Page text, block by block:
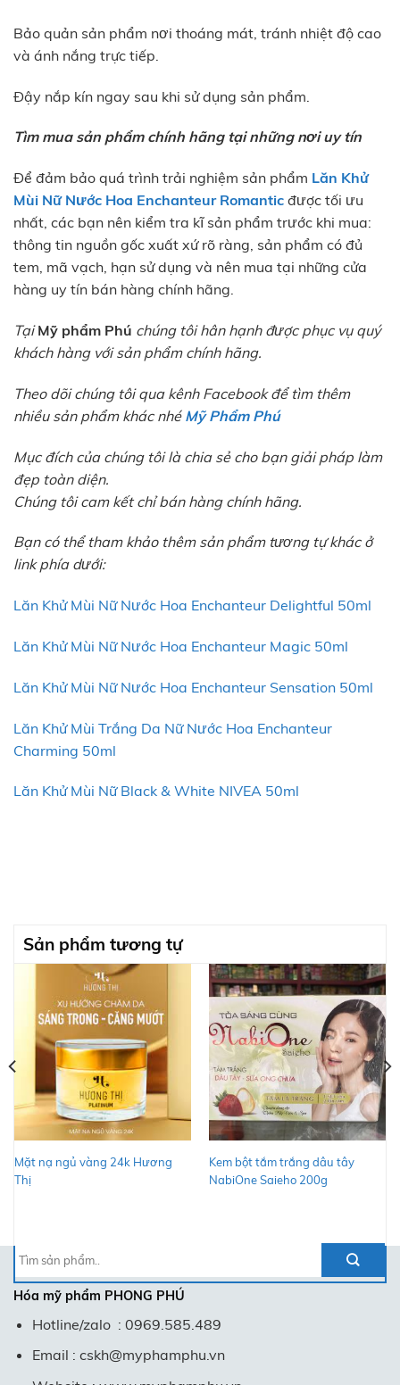
Bảo quản sản phẩm nơi thoáng mát, tránh nhiệt độ cao
và ánh nắng trực tiếp.
Đậy nắp kín ngay sau khi sử dụng sản phẩm.
Tìm mua sản phẩm chính hãng tại những nơi uy tín
Để đảm bảo quá trình trải nghiệm sản phẩm Lăn Khử
Mùi Nữ Nước Hoa Enchanteur Romantic được tối ưu
nhất, các bạn nên kiểm tra kĩ sản phẩm trước khi mua:
thông tin nguồn gốc xuất xứ rõ ràng, sản phẩm có đủ
tem, mã vạch, hạn sử dụng và nên mua tại những cửa
hàng uy tín bán hàng chính hãng.
TạiMỹ phẩm Phú chúng tôi hân hạnh được phục vụ quý
khách hàng với sản phẩm chính hãng.
Theo dõi chúng tôi qua kênh Facebook để tìm thêm
nhiều sản phẩm khác nhé Mỹ Phẩm Phú
Mục đích của chúng tôi là chia sẻ cho bạn giải pháp làm
đẹp toàn diện.
Chúng tôi cam kết chỉ bán hàng chính hãng.
Bạn có thể tham khảo thêm sản phẩm tương tự khác ở
link phía dưới:
Lăn Khử Mùi Nữ Nước Hoa Enchanteur Delightful 50ml
Lăn Khử Mùi Nữ Nước Hoa Enchanteur Magic 50ml
Lăn Khử Mùi Nữ Nước Hoa Enchanteur Sensation 50ml
Lăn Khử Mùi Trắng Da Nữ Nước Hoa Enchanteur
Charming 50ml
Lăn Khử Mùi Nữ Black & White NIVEA 50ml
Sản phẩm tương tự
Mặt nạ ngủ vàng 24k Hương
Thị
Kem bột tắm trắng dâu tây
NabiOne Saieho 200g
Tìm
kiếm:
Hóa mỹ phẩm PHONG PHÚ
Hotline/zalo : 0969.585.489
Email : cskh@myphamphu.vn